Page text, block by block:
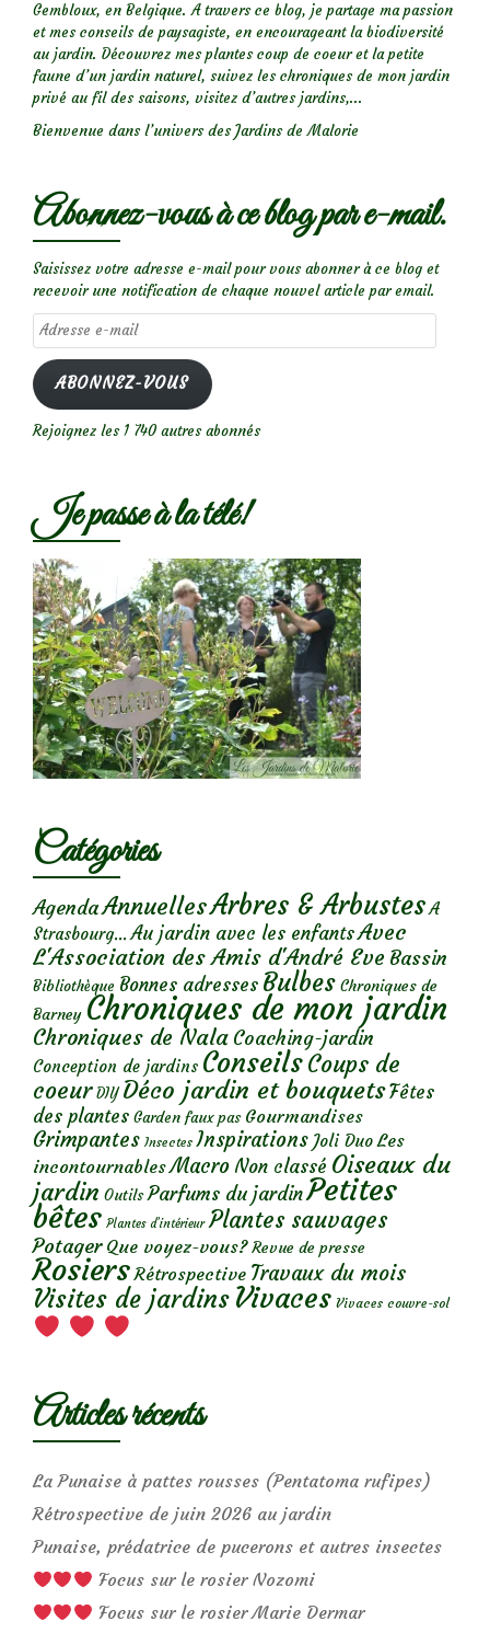
Gembloux, en Belgique. A travers ce blog, je partage ma passion
et mes conseils de paysagiste, en encourageant la biodiversité
au jardin. Découvrez mes plantes coup de coeur et la petite
faune d’un jardin naturel, suivez les chroniques de mon jardin
privé au fil des saisons, visitez d’autres jardins,...
Bienvenue dans l’univers des Jardins de Malorie
Abonnez-vous à ce blog par e-mail.
Saisissez votre adresse e-mail pour vous abonner à ce blog et
recevoir une notification de chaque nouvel article par email.
Adresse
e-
mail
ABONNEZ-VOUS
Rejoignez les 1 740 autres abonnés
Je passe à la télé!
Catégories
AgendaAnnuellesArbres & Arbustes A
Strasbourg... Au jardin avec les enfantsAvec
L'Association des Amis d'André Eve Bassin
Bibliothèque Bonnes adresses Bulbes Chroniques de
Barney Chroniques de mon jardin
Chroniques de Nala Coaching-jardin
Conception de jardins ConseilsCoups de
coeur DIY Déco jardin et bouquetsFêtes
des plantes Garden faux pas Gourmandises
Grimpantes Insectes Inspirations Joli Duo Les
incontournables Macro Non classé Oiseaux du
jardin Outils Parfums du jardinPetites
bêtes Plantes d’intérieur Plantes sauvages
Potager Que voyez-vous? Revue de presse
Rosiers Rétrospective Travaux du mois
Visites de jardins Vivaces Vivaces couvre-sol
Articles récents
La Punaise à pattes rousses (Pentatoma rufipes)
Rétrospective de juin 2026 au jardin
Punaise, prédatrice de pucerons et autres insectes
Focus sur le rosier Nozomi
Focus sur le rosier Marie Dermar